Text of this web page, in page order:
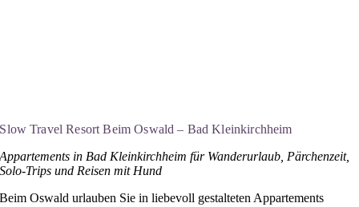
Slow Travel Resort Beim Oswald – Bad Kleinkirchheim
Appartements in Bad Kleinkirchheim für Wanderurlaub, Pärchenzeit,
Solo-Trips und Reisen mit Hund
Beim Oswald urlauben Sie in liebevoll gestalteten Appartements